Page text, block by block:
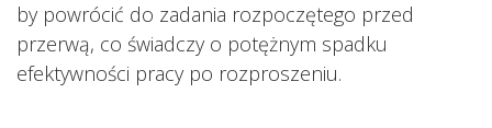
by powrócić do zadania rozpoczętego przed
przerwą, co świadczy o potężnym spadku
efektywności pracy po rozproszeniu.